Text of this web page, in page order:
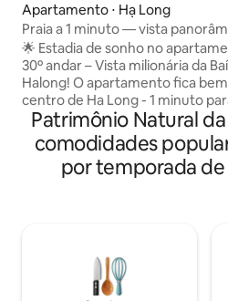
Apartamento ⋅ Hạ Long
Praia a 1 minuto — vista
o mar
🌟 Estadia de sonho no
30º andar – Vista milionária da
Halong! O apartamento fica
centro de Ha Long - 1 minuto
da Marina - nascer do sol, pôr do
baía - Ao lado do
Halong - resort internacional de 6
estrelas - 5 minutos para o
cafés, supermercados, spas,
minutos para Bai Chay - 15
o Museu Quang Ninh - 45
Patrimônio Natural
comodidades
por temporada